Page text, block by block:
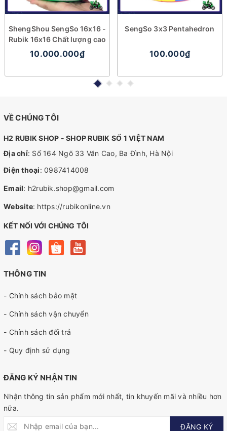
ShengShou SengSo 16x16 -
Rubik 16x16 Chất lượng cao
10.000.000₫
SengSo 3x3 Pentahedron
100.000₫
VỀ CHÚNG TÔI
H2 RUBIK SHOP - SHOP RUBIK SỐ 1 VIỆT NAM
Địa chỉ: Số 164 Ngõ 33 Văn Cao, Ba Đình, Hà Nội
Điện thoại: 0987414008
Email: h2rubik.shop@gmail.com
Website: https://rubikonline.vn
KẾT NỐI VỚI CHÚNG TÔI
THÔNG TIN
- Chính sách bảo mật
- Chính sách vận chuyển
- Chính sách đổi trả
- Quy định sử dụng
ĐĂNG KÝ NHẬN TIN
Nhận thông tin sản phẩm mới nhất, tin khuyến mãi và nhiều hơn
nữa.
ĐĂNG KÝ